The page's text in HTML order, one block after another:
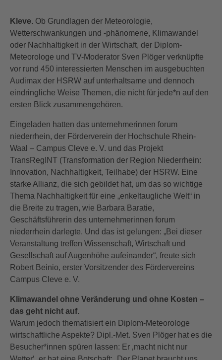
Kleve. Ob Grundlagen der Meteorologie,
Wetterschwankungen und -phänomene, Klimawandel
oder Nachhaltigkeit in der Wirtschaft, der Diplom-
Meteorologe und TV-Moderator Sven Plöger verknüpfte
vor rund 450 interessierten Menschen im ausgebuchten
Audimax der HSRW auf unterhaltsame und dennoch
eindringliche Weise Themen, die nicht für jede*n auf den
ersten Blick zusammengehören.
Eingeladen hatten das unternehmerinnen forum
niederrhein, der Förderverein der Hochschule Rhein-
Waal – Campus Cleve e. V. und das Projekt
TransRegINT (Transformation der Region Niederrhein:
Innovation, Nachhaltigkeit, Teilhabe) der HSRW. Eine
starke Allianz, die sich gebildet hat, um das so wichtige
Thema Nachhaltigkeit für eine „enkeltaugliche Welt“ in
die Breite zu tragen, wie Barbara Baratie,
Geschäftsführerin des unternehmerinnen forum
niederrhein darlegte. Und das ist gelungen: „Bei dieser
Veranstaltung treffen Wissenschaft, Wirtschaft und
Gesellschaft auf Augenhöhe aufeinander“, freute sich
Robert Beinio, erster Vorsitzender des Fördervereins
Campus Cleve e. V.
Klimawandel ohne Veränderung und ohne Kosten –
das geht nicht auf.
Warum jedoch thematisiert ein Diplom-Meteorologe
wirtschaftliche Aspekte? Dipl.-Met. Sven Plöger hat es die
Besucher*innen spüren lassen: Er ‚macht nicht nur